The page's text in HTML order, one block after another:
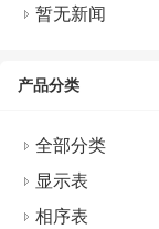
暂无新闻
产品分类
全部分类
显示表
相序表